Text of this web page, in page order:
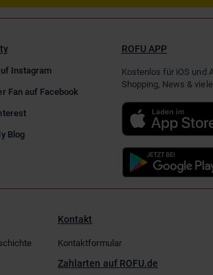
Instagram
Fan auf Facebook
Blog
ROFU APP
Kostenlos für iOS und
Shopping, News &
Kontakt
Kontaktformular
Zahlarten auf ROFU.de